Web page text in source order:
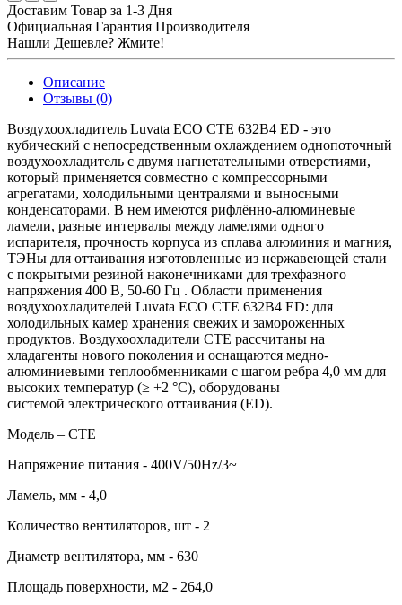
Доставим Товар за 1-3 Дня
Официальная Гарантия Производителя
Нашли Дешевле? Жмите!
Описание
Отзывы (0)
Воздухоохладитель Luvata ECO CTE 632B4 ED - это
кубический с непосредственным охлаждением однопоточный
воздухоохладитель с двумя нагнетательными отверстиями,
который применяется совместно с компрессорными
агрегатами, холодильными централями и выносными
конденсаторами. В нем имеются рифлённо-алюминевые
ламели, разные интервалы между ламелями одного
испарителя, прочность корпуса из сплава алюминия и магния,
ТЭНы для оттаивания изготовленные из нержавеющей стали
c покрытыми резиной наконечниками для трехфазного
напряжения 400 В, 50-60 Гц . Области применения
воздухоохладителей Luvata ECO CTE 632B4 ED: для
холодильных камер хранения свежих и замороженных
продуктов. Воздухоохладители CTE рассчитаны на
хладагенты нового поколения и оснащаются медно-
алюминиевыми теплообменниками с шагом ребра 4,0 мм для
высоких температур (≥ +2 °C), оборудованы
системой электрического оттаивания (ED).
Модель – CTE
Напряжение питания - 400V/50Hz/3~
Ламель, мм - 4,0
Количество вентиляторов, шт - 2
Диаметр вентилятора, мм - 630
Площадь поверхности, м2 - 264,0